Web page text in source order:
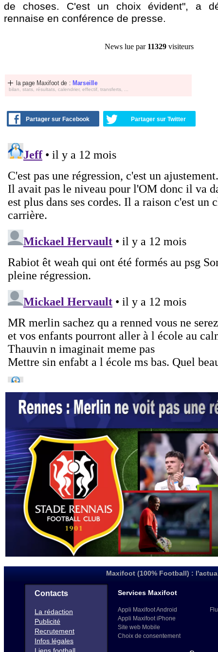
de choses. C'est un choix évident", a
rennaise en conférence de presse.
News lue par 11329visiteurs
la page Maxifoot de : Marseille
bilan, stats, résultats, calendrier, effectif, transferts, ...
Partager sur Facebook Partager sur Twitter
Maxifoot (100% Football) :
Contacts
La rédaction
Publicité
Recrutement
Infos légales
Services Maxifoot
Appli Maxifoot Android
Appli Maxifoot iPhone
Site web Mobile
Choix de consentement